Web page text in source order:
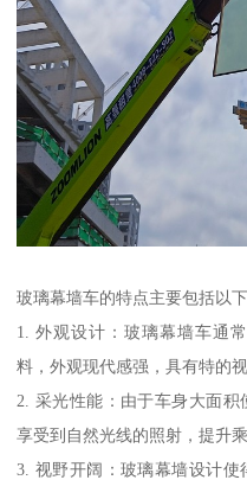
玻璃幕墙车的特点主要包括以
1. 外观设计：玻璃幕墙车通
料，外观现代感强，具有特的视
2. 采光性能：由于车身大面
享受到自然光线的照射，提升乘
3. 视野开阔：玻璃幕墙设计